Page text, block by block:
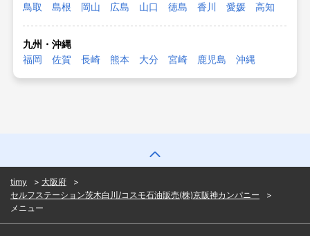
鳥取
島根 岡山 広島 山口 徳島 香川 愛媛 高知
九州・沖縄
福岡
佐賀 長崎 熊本 大分 宮崎 鹿児島 沖縄
timy
大阪府
セルフステーション茨木白川/コスモ石油販売(株)京阪神カンパニー
メニュー